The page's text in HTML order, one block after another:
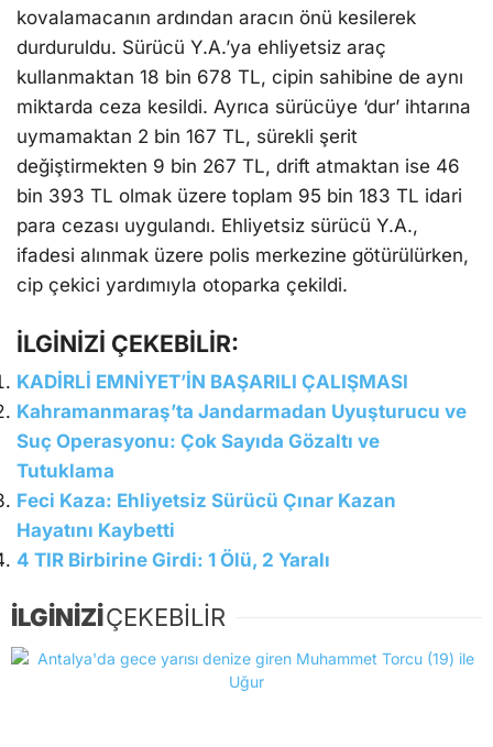
kovalamacanın ardından aracın önü kesilerek
durduruldu. Sürücü Y.A.’ya ehliyetsiz araç
kullanmaktan 18 bin 678 TL, cipin sahibine de aynı
miktarda ceza kesildi. Ayrıca sürücüye ‘dur’ ihtarına
uymamaktan 2 bin 167 TL, sürekli şerit
değiştirmekten 9 bin 267 TL, drift atmaktan ise 46
bin 393 TL olmak üzere toplam 95 bin 183 TL idari
para cezası uygulandı. Ehliyetsiz sürücü Y.A.,
ifadesi alınmak üzere polis merkezine götürülürken,
cip çekici yardımıyla otoparka çekildi.
İLGİNİZİ ÇEKEBİLİR:
KADİRLİ EMNİYET’İN BAŞARILI ÇALIŞMASI
Kahramanmaraş’ta Jandarmadan Uyuşturucu ve
Suç Operasyonu: Çok Sayıda Gözaltı ve
Tutuklama
Feci Kaza: Ehliyetsiz Sürücü Çınar Kazan
Hayatını Kaybetti
4 TIR Birbirine Girdi: 1 Ölü, 2 Yaralı
İLGİNİZİÇEKEBİLİR